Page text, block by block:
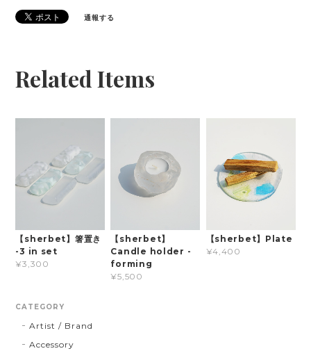
通報する
Related Items
【sherbet】箸置き
-3 in set
¥3,300
【sherbet】
Candle holder -
forming
¥5,500
【sherbet】Plate
¥4,400
CATEGORY
Artist / Brand
Accessory